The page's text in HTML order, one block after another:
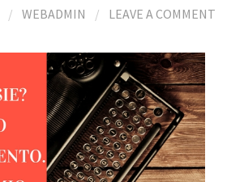
/ WEBADMIN / LEAVE A COMMENT